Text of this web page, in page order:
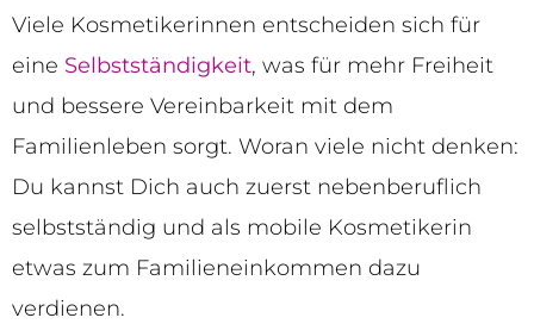
Viele Kosmetikerinnen entscheiden sich für
eine Selbstständigkeit, was für mehr Freiheit
und bessere Vereinbarkeit mit dem
Familienleben sorgt. Woran viele nicht denken:
Du kannst Dich auch zuerst nebenberuflich
selbstständig und als mobile Kosmetikerin
etwas zum Familieneinkommen dazu
verdienen.